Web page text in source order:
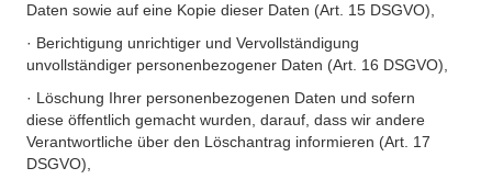
Daten sowie auf eine Kopie dieser Daten (Art. 15 DSGVO),
· Berichtigung unrichtiger und Vervollständigung
unvollständiger personenbezogener Daten (Art. 16 DSGVO),
· Löschung Ihrer personenbezogenen Daten und sofern
diese öffentlich gemacht wurden, darauf, dass wir andere
Verantwortliche über den Löschantrag informieren (Art. 17
DSGVO),